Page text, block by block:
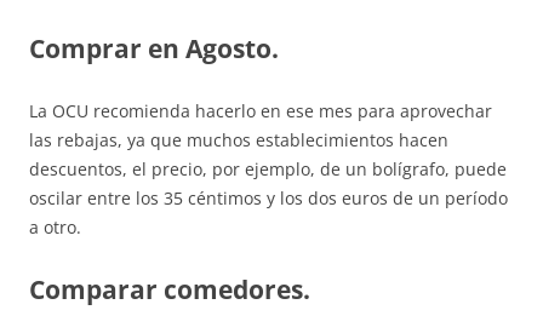
Comprar en Agosto.
La OCU recomienda hacerlo en ese mes para aprovechar
las rebajas, ya que muchos establecimientos hacen
descuentos, el precio, por ejemplo, de un bolígrafo, puede
oscilar entre los 35 céntimos y los dos euros de un período
a otro.
Comparar comedores.